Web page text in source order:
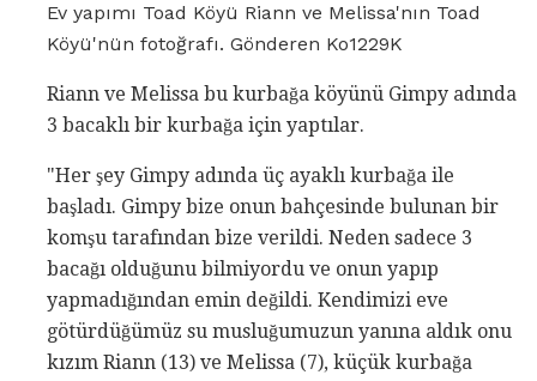
Ev yapımı Toad Köyü Riann ve Melissa'nın Toad
Köyü'nün fotoğrafı. Gönderen Ko1229K
Riann ve Melissa bu kurbağa köyünü Gimpy adında
3 bacaklı bir kurbağa için yaptılar.
"Her şey Gimpy adında üç ayaklı kurbağa ile
başladı. Gimpy bize onun bahçesinde bulunan bir
komşu tarafından bize verildi. Neden sadece 3
bacağı olduğunu bilmiyordu ve onun yapıp
yapmadığından emin değildi. Kendimizi eve
götürdüğümüz su musluğumuzun yanına aldık onu
kızım Riann (13) ve Melissa (7), küçük kurbağa